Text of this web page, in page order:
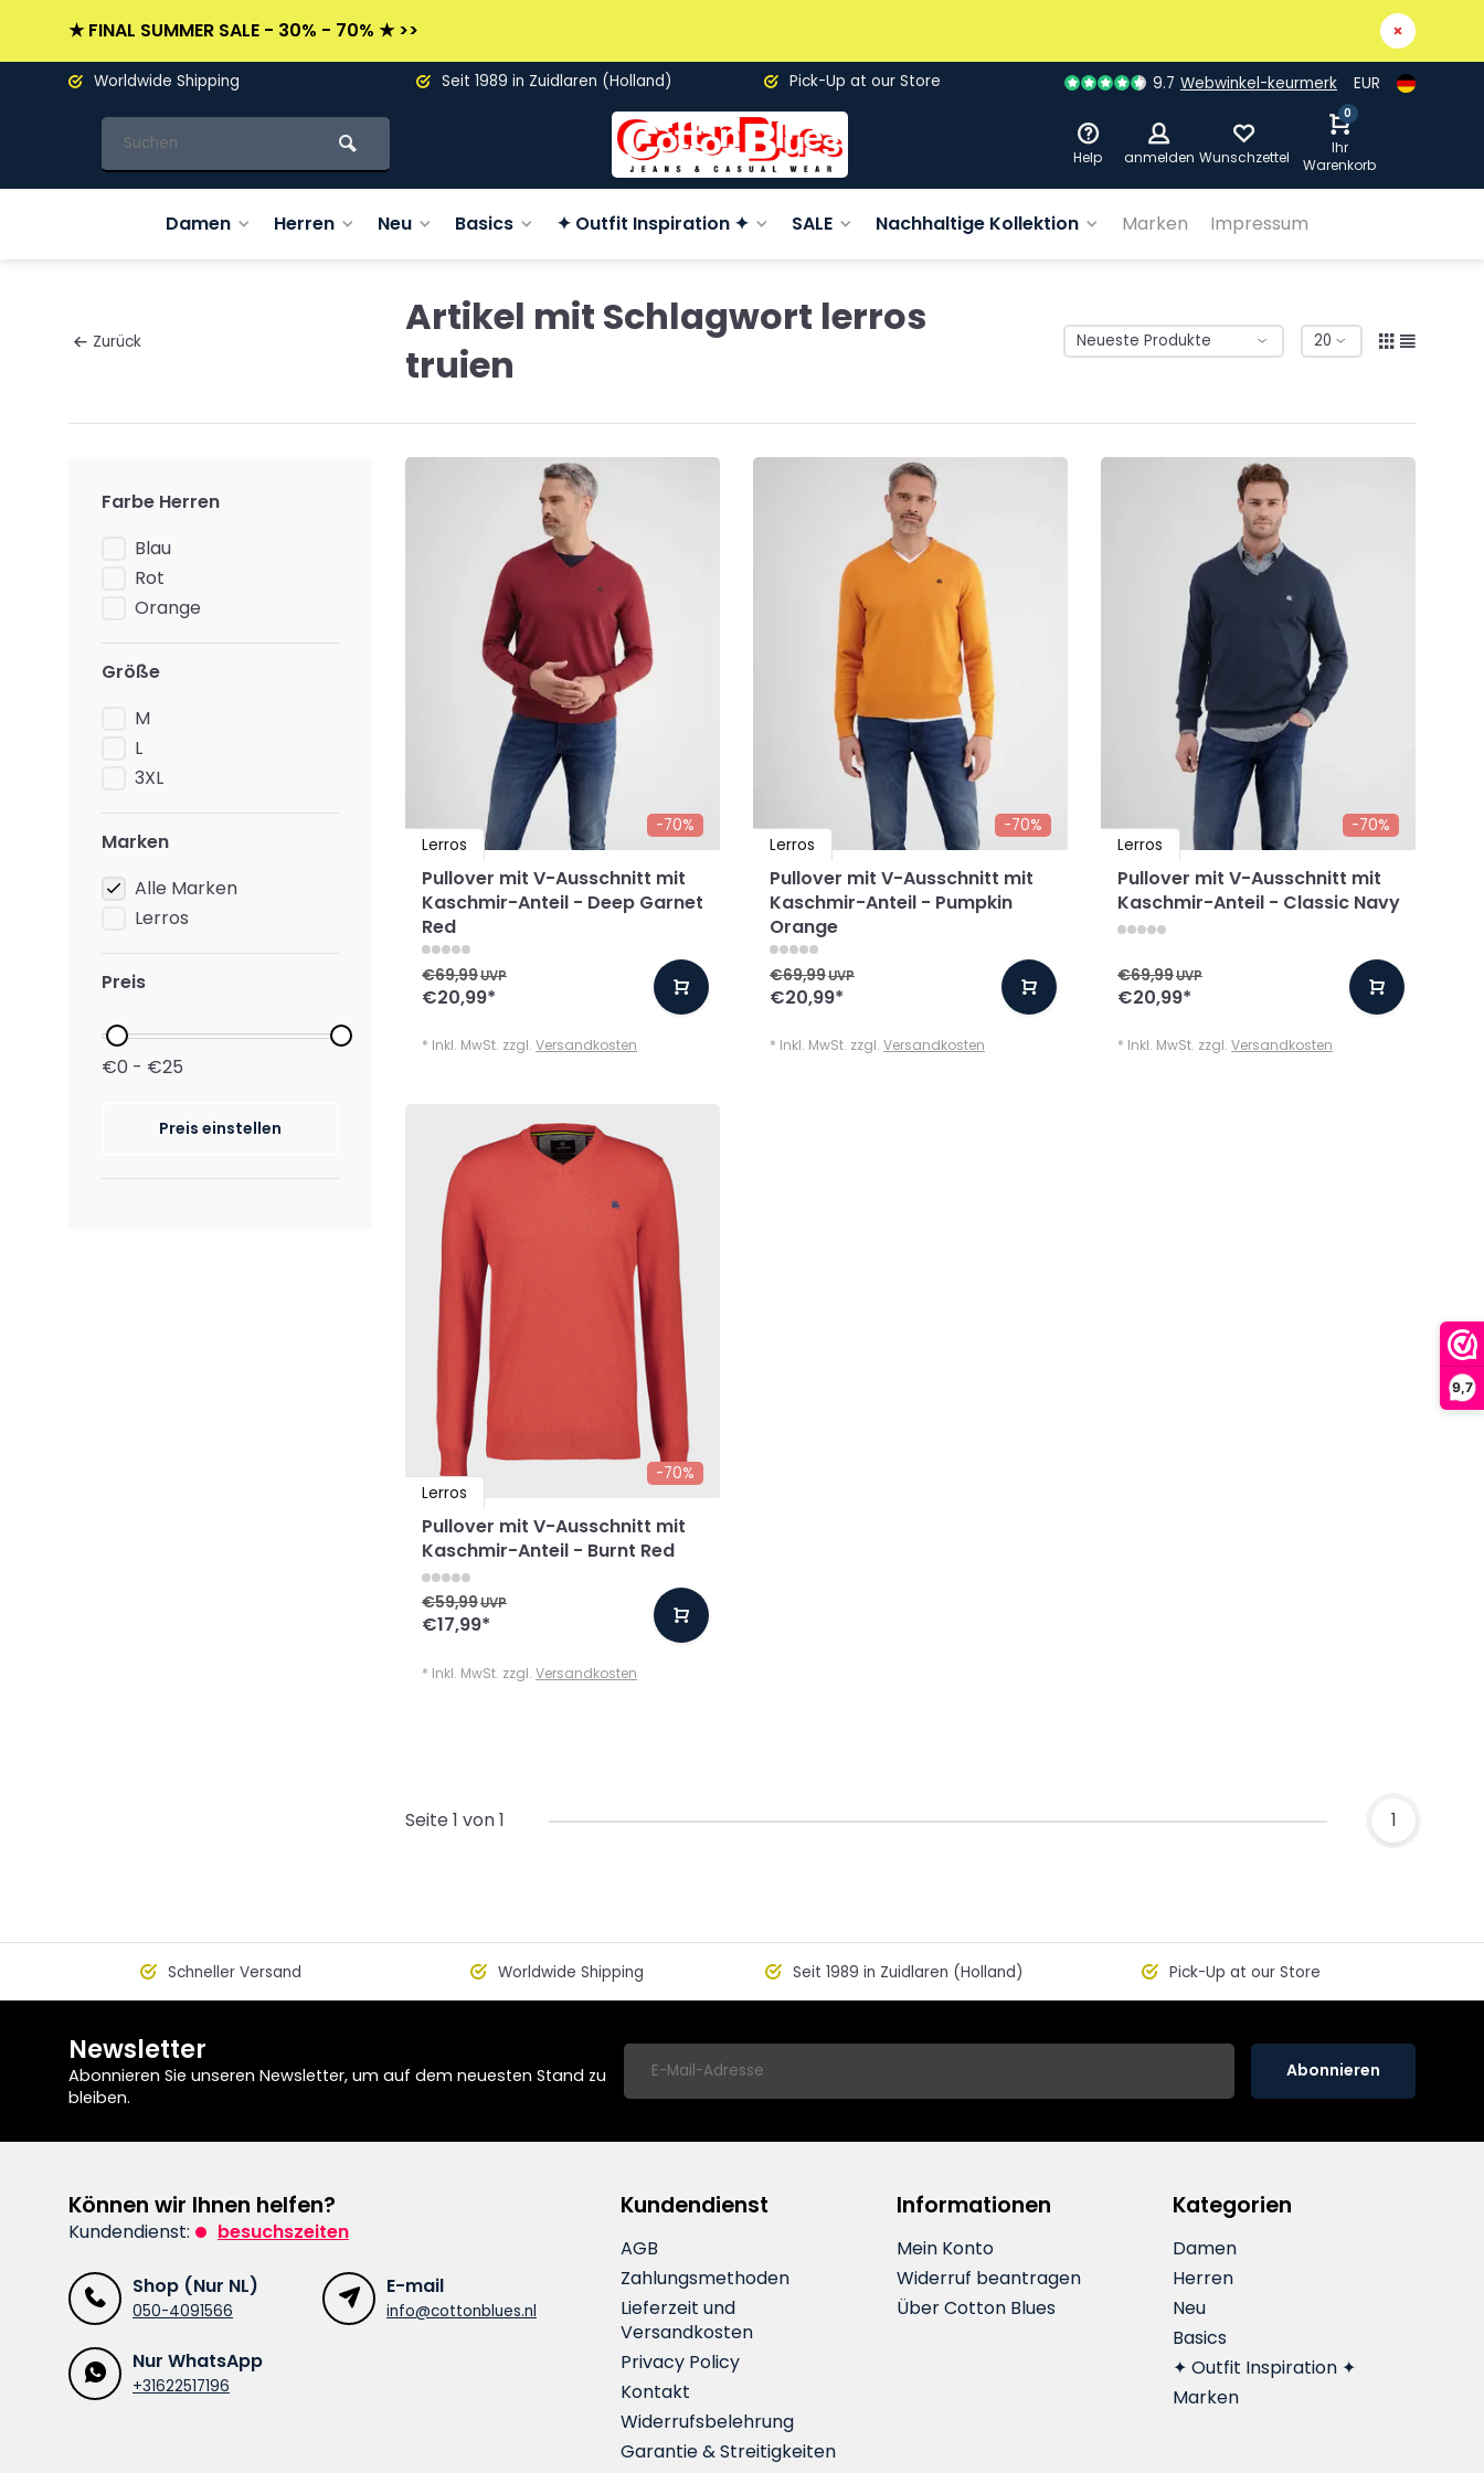
9,7
★ FINAL SUMMER SALE - 30% - 70% ★ >>
Worldwide Shipping Seit 1989 in Zuidlaren (Holland) Pick-Up at our Store 9.7 Webwinkel-keurmerk EUR
Help anmelden Wunschzettel
0
Ihr
Warenkorb
Damen Herren Neu Basics ✦ Outfit Inspiration ✦ SALE Nachhaltige Kollektion Marken Impressum
Zurück
Artikel mit Schlagwort lerros
truien
Farbe Herren
Blau
Rot
Orange
Größe
M
L
3XL
Marken
Alle Marken
Lerros
Preis
€0 - €25
Preis einstellen
-70%
Lerros
Pullover mit V-Ausschnitt mit
Kaschmir-Anteil - Deep Garnet
Red
€69,99UVP
€20,99*
* Inkl. MwSt. zzgl. Versandkosten
-70%
Lerros
Pullover mit V-Ausschnitt mit
Kaschmir-Anteil - Pumpkin
Orange
€69,99UVP
€20,99*
* Inkl. MwSt. zzgl. Versandkosten
-70%
Lerros
Pullover mit V-Ausschnitt mit
Kaschmir-Anteil - Classic Navy
€69,99UVP
€20,99*
* Inkl. MwSt. zzgl. Versandkosten
-70%
Lerros
Pullover mit V-Ausschnitt mit
Kaschmir-Anteil - Burnt Red
€59,99UVP
€17,99*
* Inkl. MwSt. zzgl. Versandkosten
Seite 1 von 1 1
Schneller Versand Worldwide Shipping Seit 1989 in Zuidlaren (Holland) Pick-Up at our Store
Newsletter
Abonnieren Sie unseren Newsletter, um auf dem neuesten Stand zu
bleiben.
Abonnieren
Können wir Ihnen helfen?
Kundendienst: besuchszeiten
Shop (Nur NL)
050-4091566
E-mail
info@cottonblues.nl
Nur WhatsApp
+31622517196
Kundendienst
AGB
Zahlungsmethoden
Lieferzeit und
Versandkosten
Privacy Policy
Kontakt
Widerrufsbelehrung
Garantie & Streitigkeiten
Informationen
Mein Konto
Widerruf beantragen
Über Cotton Blues
Kategorien
Damen
Herren
Neu
Basics
✦ Outfit Inspiration ✦
Marken